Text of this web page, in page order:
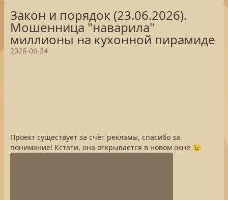
Закон и порядок (23.06.2026).
Мошенница "наварила"
миллионы на кухонной пирамиде
2026-06-24
Проект существует за счёт рекламы, спасибо за
понимание! Кстати, она открывается в новом окне 😉